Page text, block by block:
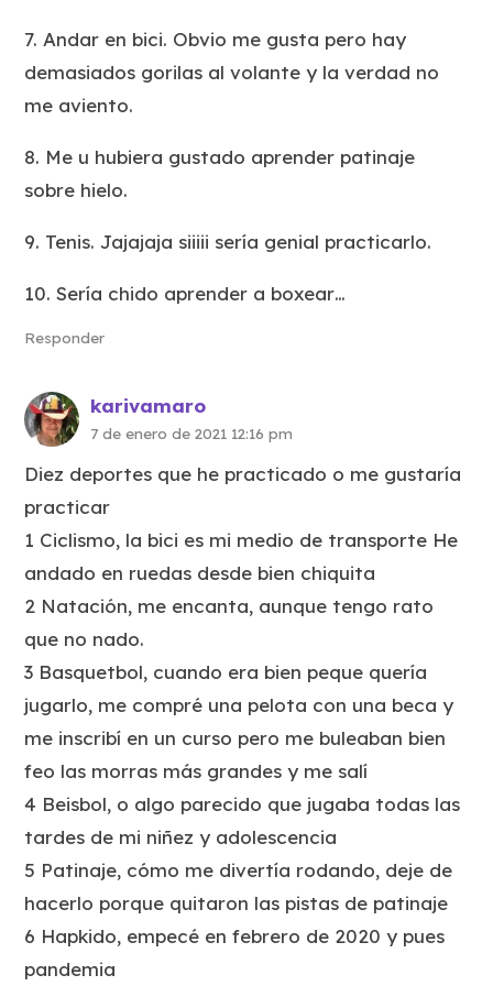
7. Andar en bici. Obvio me gusta pero hay
demasiados gorilas al volante y la verdad no
me aviento.
8. Me u hubiera gustado aprender patinaje
sobre hielo.
9. Tenis. Jajajaja siiiii sería genial practicarlo.
10. Sería chido aprender a boxear…
Responder
karivamaro
7 de enero de 2021 12:16 pm
Diez deportes que he practicado o me gustaría
practicar
1 Ciclismo, la bici es mi medio de transporte He
andado en ruedas desde bien chiquita
2 Natación, me encanta, aunque tengo rato
que no nado.
3 Basquetbol, cuando era bien peque quería
jugarlo, me compré una pelota con una beca y
me inscribí en un curso pero me buleaban bien
feo las morras más grandes y me salí
4 Beisbol, o algo parecido que jugaba todas las
tardes de mi niñez y adolescencia
5 Patinaje, cómo me divertía rodando, deje de
hacerlo porque quitaron las pistas de patinaje
6 Hapkido, empecé en febrero de 2020 y pues
pandemia